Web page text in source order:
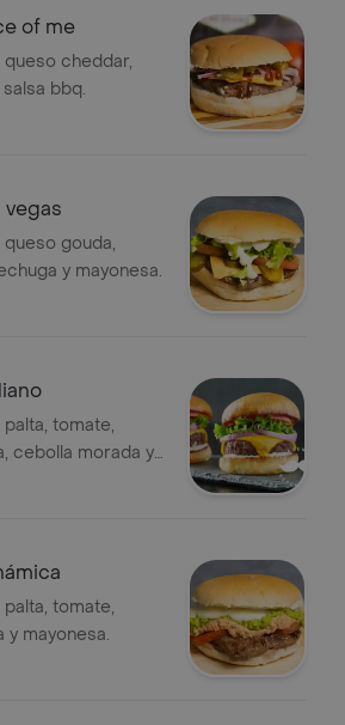
of me
cheddar,
bbq.
vegas
gouda,
y mayonesa.
tomate,
cebolla morada y
tomate,
y mayonesa.